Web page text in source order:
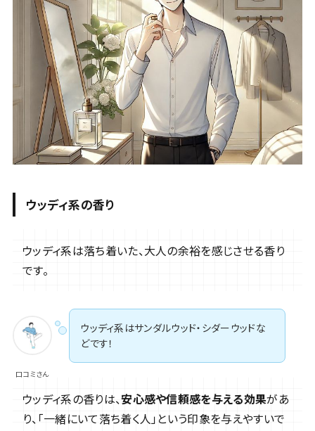
ウッディ系の香り
ウッディ系は落ち着いた、大人の余裕を感じさせる香り
です。
口コミさん
ウッディ系はサンダルウッド・シダーウッドな
どです！
ウッディ系の香りは、安心感や信頼感を与える効果があ
り、「一緒にいて落ち着く人」という印象を与えやすいで